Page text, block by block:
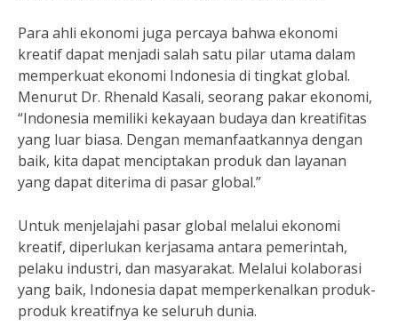
Para ahli ekonomi juga percaya bahwa ekonomi
kreatif dapat menjadi salah satu pilar utama dalam
memperkuat ekonomi Indonesia di tingkat global.
Menurut Dr. Rhenald Kasali, seorang pakar ekonomi,
“Indonesia memiliki kekayaan budaya dan kreatifitas
yang luar biasa. Dengan memanfaatkannya dengan
baik, kita dapat menciptakan produk dan layanan
yang dapat diterima di pasar global.”
Untuk menjelajahi pasar global melalui ekonomi
kreatif, diperlukan kerjasama antara pemerintah,
pelaku industri, dan masyarakat. Melalui kolaborasi
yang baik, Indonesia dapat memperkenalkan produk-
produk kreatifnya ke seluruh dunia.